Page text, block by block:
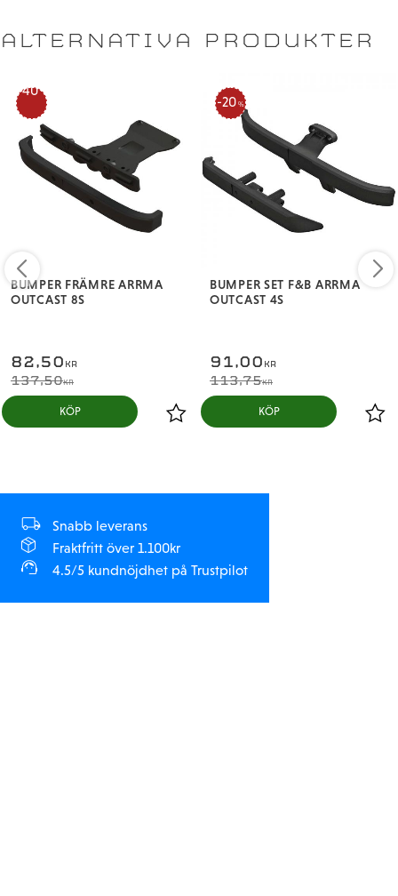
ALTERNATIVA PRODUKTER
BUMPER FRÄMRE ARRMA
OUTCAST 8S
82,50 KR
137,50KR
40
%
KÖP
BUMPER SET F&B ARRMA
OUTCAST 4S
91,00 KR
113,75KR
20 %
KÖP
Snabb leverans
Fraktfritt över 1.100kr
4.5/5 kundnöjdhet på Trustpilot